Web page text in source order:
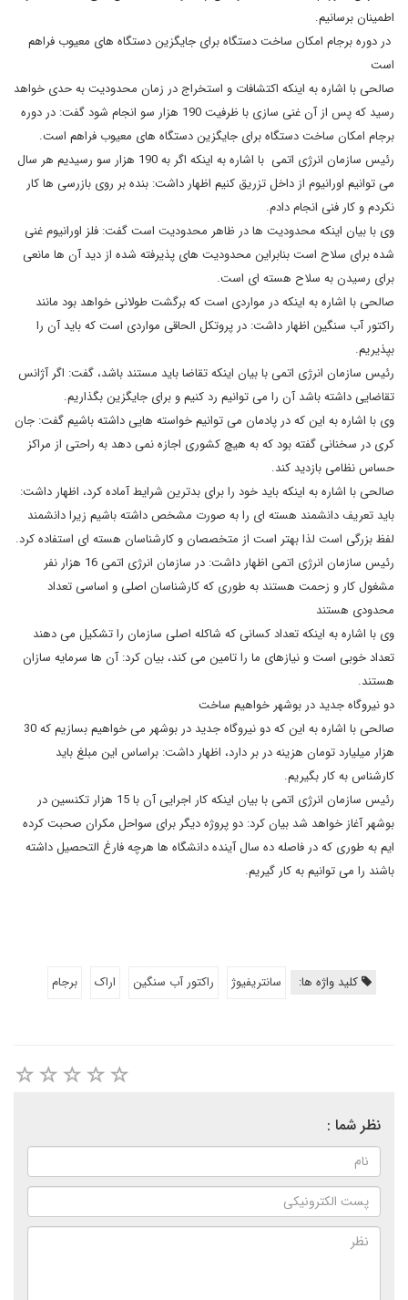
اطمینان برسانیم.
در دوره برجام امکان ساخت دستگاه برای جایگزین دستگاه های معیوب فراهم
است
صالحی با اشاره به اینکه اکتشافات و استخراج در زمان محدودیت به حدی خواهد
رسید که پس از آن غنی سازی با ظرفیت 190 هزار سو انجام شود گفت: در دوره
برجام امکان ساخت دستگاه برای جایگزین دستگاه های معیوب فراهم است.
رئیس سازمان انرژی اتمی با اشاره به اینکه اگر به 190 هزار سو رسیدیم هر سال
می توانیم اورانیوم از داخل تزریق کنیم اظهار داشت: بنده بر روی بازرسی ها کار
نکردم و کار فنی انجام دادم.
وی با بیان اینکه محدودیت ها در ظاهر محدودیت است گفت: فلز اورانیوم غنی
شده برای سلاح است بنابراین محدودیت های پذیرفته شده از دید آن ها مانعی
برای رسیدن به سلاح هسته ای است.
صالحی با اشاره به اینکه در مواردی است که برگشت طولانی خواهد بود مانند
راکتور آب سنگین اظهار داشت: در پروتکل الحاقی مواردی است که باید آن را
بپذیریم.
رئیس سازمان انرژی اتمی با بیان اینکه تقاضا باید مستند باشد، گفت: اگر آژانس
تقاضایی داشته باشد آن را می توانیم رد کنیم و برای جایگزین بگذاریم.
وی با اشاره به این که در پادمان می توانیم خواسته هایی داشته باشیم گفت: جان
کری در سخنانی گفته بود که به هیچ کشوری اجازه نمی دهد به راحتی از مراکز
حساس نظامی بازدید کند.
صالحی با اشاره به اینکه باید خود را برای بدترین شرایط آماده کرد، اظهار داشت:
باید تعریف دانشمند هسته ای را به صورت مشخص داشته باشیم زیرا دانشمند
لفظ بزرگی است لذا بهتر است از متخصصان و کارشناسان هسته ای استفاده کرد.
رئیس سازمان انرژی اتمی اظهار داشت: در سازمان انرژی اتمی 16 هزار نفر
مشغول کار و زحمت هستند به طوری که کارشناسان اصلی و اساسی تعداد
محدودی هستند
وی با اشاره به اینکه تعداد کسانی که شاکله اصلی سازمان را تشکیل می دهند
تعداد خوبی است و نیازهای ما را تامین می کند، بیان کرد: آن ها سرمایه سازان
هستند.
دو نیروگاه جدید در بوشهر خواهیم ساخت
صالحی با اشاره به این که دو نیروگاه جدید در بوشهر می خواهیم بسازیم که 30
هزار میلیارد تومان هزینه در بر دارد، اظهار داشت: براساس این مبلغ باید
کارشناس به کار بگیریم.
رئیس سازمان انرژی اتمی با بیان اینکه کار اجرایی آن با 15 هزار تکنسین در
بوشهر آغاز خواهد شد بیان کرد: دو پروژه دیگر برای سواحل مکران صحبت کرده
ایم به طوری که در فاصله ده سال آینده دانشگاه ها هرچه فارغ التحصیل داشته
باشند را می توانیم به کار گیریم.
کلید واژه ها: سانتریفیوژ راکتور آب سنگین اراک برجام
نظر شما :